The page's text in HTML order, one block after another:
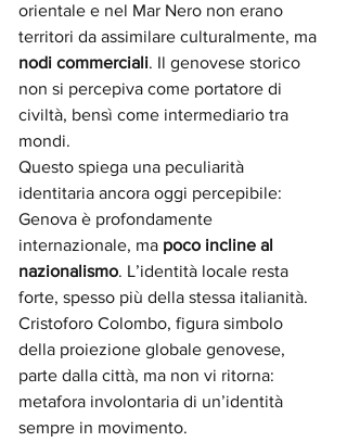
orientale e nel Mar Nero non erano
territori da assimilare culturalmente, ma
nodi commerciali. Il genovese storico
non si percepiva come portatore di
civiltà, bensì come intermediario tra
mondi.
Questo spiega una peculiarità
identitaria ancora oggi percepibile:
Genova è profondamente
internazionale, ma poco incline al
nazionalismo. L’identità locale resta
forte, spesso più della stessa italianità.
Cristoforo Colombo, figura simbolo
della proiezione globale genovese,
parte dalla città, ma non vi ritorna:
metafora involontaria di un’identità
sempre in movimento.